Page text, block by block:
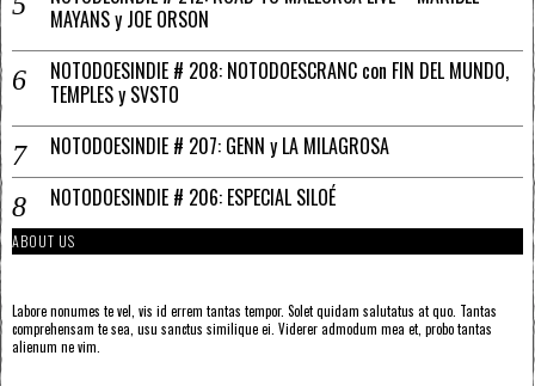
MAYANS y JOE ORSON
NOTODOESINDIE # 208: NOTODOESCRANC con FIN DEL MUNDO,
TEMPLES y SVSTO
NOTODOESINDIE # 207: GENN y LA MILAGROSA
NOTODOESINDIE # 206: ESPECIAL SILOÉ
ABOUT US
Labore nonumes te vel, vis id errem tantas tempor. Solet quidam salutatus at quo. Tantas
comprehensam te sea, usu sanctus similique ei. Viderer admodum mea et, probo tantas
alienum ne vim.